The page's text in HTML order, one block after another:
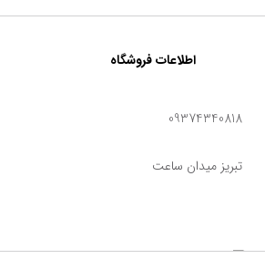
اطلاعات فروشگاه
09374340818
تبریز میدان ساعت